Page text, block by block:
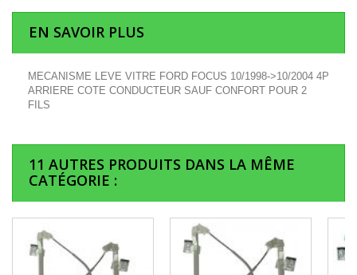
EN SAVOIR PLUS
MECANISME LEVE VITRE FORD FOCUS 10/1998->10/2004 4P
ARRIERE COTE CONDUCTEUR SAUF CONFORT POUR 2
FILS
11 AUTRES PRODUITS DANS LA MÊME
CATÉGORIE :